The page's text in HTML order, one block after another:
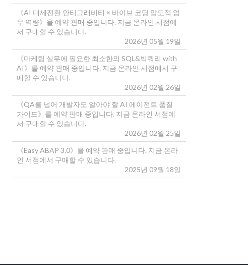
《AI 대세전환 안티그래비티 × 바이브 코딩 압도적 업
무 역량》을 예약 판매 중입니다. 지금 온라인 서점에
서 구매할 수 있습니다.
2026년 05월 19일
《마케팅 실무에 필요한 최소한의 SQL&빅쿼리 with
AI》를 예약 판매 중입니다. 지금 온라인 서점에서 구
매할 수 있습니다.
2026년 02월 26일
《QA를 넘어 개발자도 알아야 할 AI 에이전트 품질
가이드》를 예약 판매 중입니다. 지금 온라인 서점에
서 구매할 수 있습니다.
2026년 02월 25일
《Easy ABAP 3.0》을 예약 판매 중입니다. 지금 온라
인 서점에서 구매할 수 있습니다.
2025년 09월 18일